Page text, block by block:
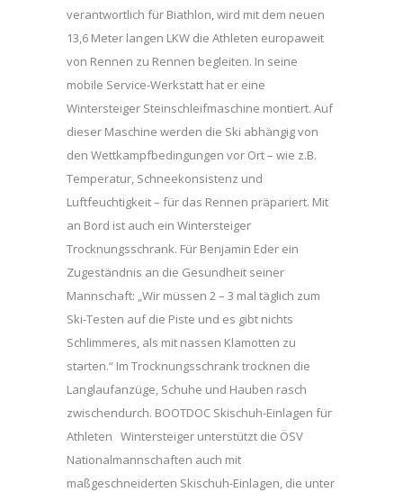
verantwortlich für Biathlon, wird mit dem neuen
13,6 Meter langen LKW die Athleten europaweit
von Rennen zu Rennen begleiten. In seine
mobile Service-Werkstatt hat er eine
Wintersteiger Steinschleifmaschine montiert. Auf
dieser Maschine werden die Ski abhängig von
den Wettkampfbedingungen vor Ort – wie z.B.
Temperatur, Schneekonsistenz und
Luftfeuchtigkeit – für das Rennen präpariert. Mit
an Bord ist auch ein Wintersteiger
Trocknungsschrank. Für Benjamin Eder ein
Zugeständnis an die Gesundheit seiner
Mannschaft: „Wir müssen 2 – 3 mal täglich zum
Ski-Testen auf die Piste und es gibt nichts
Schlimmeres, als mit nassen Klamotten zu
starten.“ Im Trocknungsschrank trocknen die
Langlaufanzüge, Schuhe und Hauben rasch
zwischendurch. BOOTDOC Skischuh-Einlagen für
Athleten Wintersteiger unterstützt die ÖSV
Nationalmannschaften auch mit
maßgeschneiderten Skischuh-Einlagen, die unter